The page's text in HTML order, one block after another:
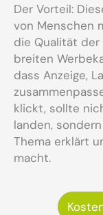
Der Vorteil:
von Menschen
die Qualität
breiten
dass Anzeige,
klickt, sollte
landen,
Thema erklärt
macht.